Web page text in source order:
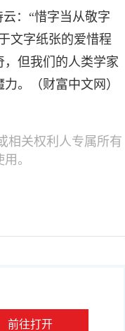
：“惜字当从敬字
文字纸张的爱惜程
但我们的人类学家
。（财富中文网）
相关权利人专属所有
。
前往打开